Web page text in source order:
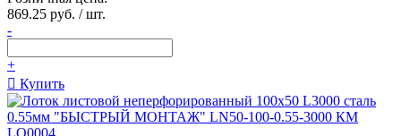
869.25 руб. / шт.
-
+
Купить